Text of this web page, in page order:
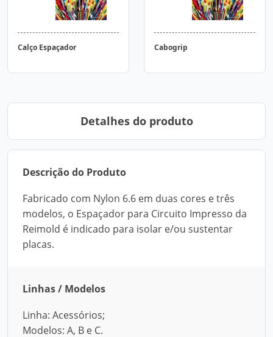
Calço Espaçador Cabogrip
Detalhes do produto
Descrição do Produto
Fabricado com Nylon 6.6 em duas cores e três
modelos, o Espaçador para Circuito Impresso da
Reimold é indicado para isolar e/ou sustentar
placas.
Linhas / Modelos
Linha: Acessórios;
Modelos: A, B e C.